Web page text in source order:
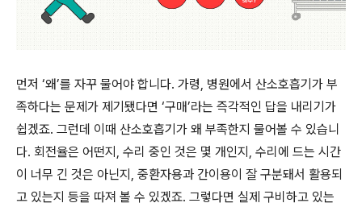
먼저 ‘왜’를 자꾸 물어야 합니다. 가령, 병원에서 산소호흡기가 부
족하다는 문제가 제기됐다면 ‘구매’라는 즉각적인 답을 내리기가
쉽겠죠. 그런데 이때 산소호흡기가 왜 부족한지 물어볼 수 있습니
다. 회전율은 어떤지, 수리 중인 것은 몇 개인지, 수리에 드는 시간
이 너무 긴 것은 아닌지, 중환자용과 간이용이 잘 구분돼서 활용되
고 있는지 등을 따져 볼 수 있겠죠. 그렇다면 실제 구비하고 있는